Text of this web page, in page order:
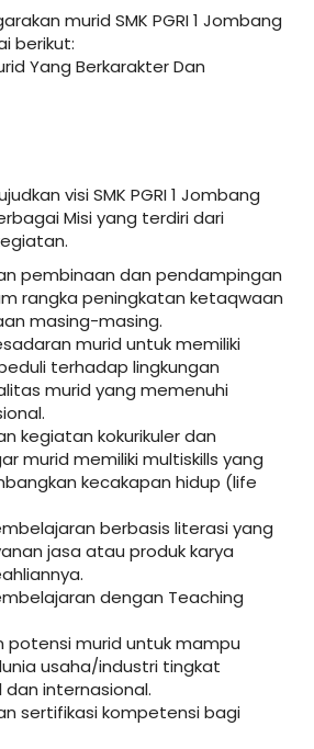
murid SMK PGRI 1 Jombang
berikut:
Yang Berkarakter Dan
visi SMK PGRI 1 Jombang
Misi yang terdiri dari
pembinaan dan pendampingan
rangka peningkatan ketaqwaan
masing-masing.
murid untuk memiliki
terhadap lingkungan
murid yang memenuhi
kegiatan kokurikuler dan
murid memiliki multiskills yang
kecakapan hidup (life
berbasis literasi yang
jasa atau produk karya
dengan Teaching
potensi murid untuk mampu
usaha/industri tingkat
dan internasional.
sertifikasi kompetensi bagi